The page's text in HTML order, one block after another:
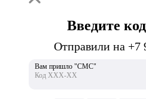
Введите
Отправили на +7
Вам пришло "СМС"
Код ХХХ-ХХ